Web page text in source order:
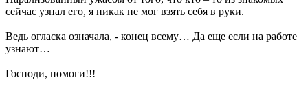
сейчас узнал его, я никак не мог взять себя в руки.
Ведь огласка означала, - конец всему… Да еще если на работе
узнают…
Господи, помоги!!!